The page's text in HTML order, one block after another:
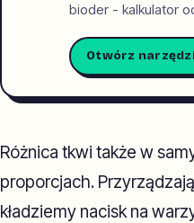
bioder - kalkulator
Otwórz
Różnica tkwi także w
proporcjach.
kładziemy nacisk na